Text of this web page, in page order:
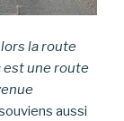
la route
est une route
aussi